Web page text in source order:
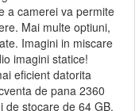
a camerei va permite
Mai multe optiuni,
Imagini in miscare
imagini statice!
eficient datorita
de pana 2360
de stocare de 64 GB.